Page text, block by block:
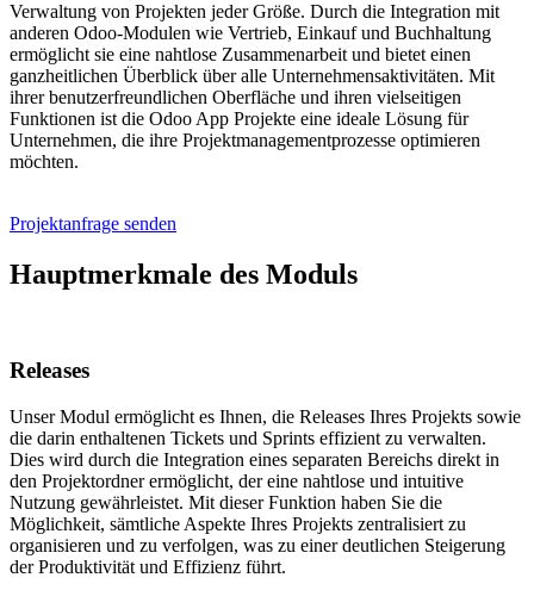
Verwaltung von Projekten jeder Größe. Durch die Integration mit
anderen Odoo-Modulen wie Vertrieb, Einkauf und Buchhaltung
ermöglicht sie eine nahtlose Zusammenarbeit und bietet einen
ganzheitlichen Überblick über alle Unternehmensaktivitäten. Mit
ihrer benutzerfreundlichen Oberfläche und ihren vielseitigen
Funktionen ist die Odoo App Projekte eine ideale Lösung für
Unternehmen, die ihre Projektmanagementprozesse optimieren
möchten.
Projektanfrage senden
Hauptmerkmale des Moduls
Releases
Unser Modul ermöglicht es Ihnen, die Releases Ihres Projekts sowie
die darin enthaltenen Tickets und Sprints effizient zu verwalten.
Dies wird durch die Integration eines separaten Bereichs direkt in
den Projektordner ermöglicht, der eine nahtlose und intuitive
Nutzung gewährleistet. Mit dieser Funktion haben Sie die
Möglichkeit, sämtliche Aspekte Ihres Projekts zentralisiert zu
organisieren und zu verfolgen, was zu einer deutlichen Steigerung
der Produktivität und Effizienz führt.